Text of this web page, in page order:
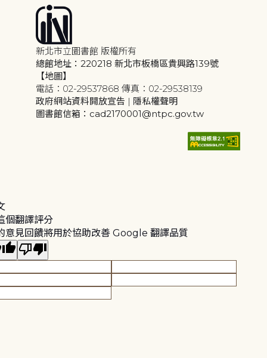
新北市立圖書館 版權所有
總館地址：220218 新北市板橋區貴興路139號
【地圖】
電話：02-29537868 傳真：02-29538139
政府網站資料開放宣告 | 隱私權聲明
圖書館信箱：cad2170001@ntpc.gov.tw
個翻譯評分
意見回饋將用於協助改善 Google 翻譯品質